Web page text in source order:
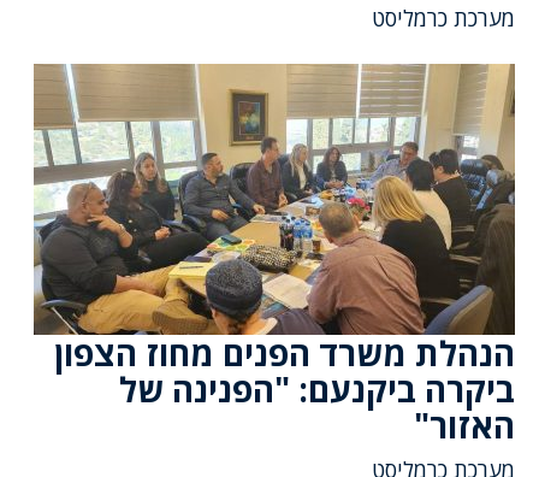
מערכת כרמליסט
הנהלת משרד הפנים מחוז הצפון
ביקרה ביקנעם: "הפנינה של
האזור"
מערכת כרמליסט